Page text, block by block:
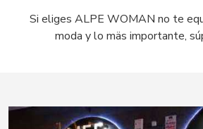
Si eliges ALPE WOMAN no te
moda y lo mäs importante,